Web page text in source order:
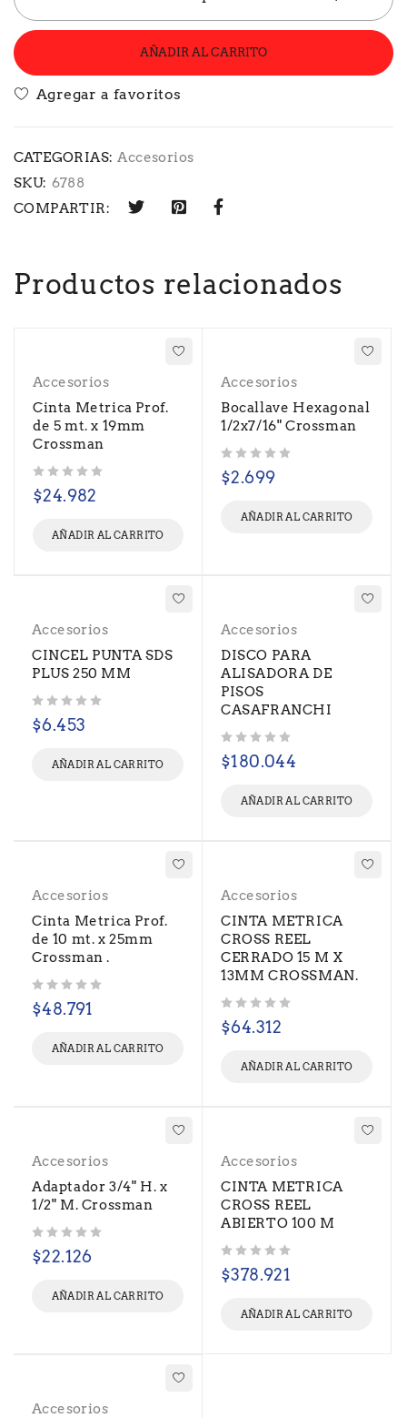
AÑADIR AL CARRITO
CATEGORIAS: Accesorios
SKU: 6788
COMPARTIR:
Productos relacionados
Accesorios
Cinta Metrica Prof.
de 5 mt. x 19mm
Crossman
$24.982
AÑADIR AL CARRITO
Accesorios
Bocallave Hexagonal
1/2x7/16" Crossman
$2.699
AÑADIR AL CARRITO
Accesorios
CINCEL PUNTA SDS
PLUS 250 MM
$6.453
AÑADIR AL CARRITO
Accesorios
DISCO PARA
ALISADORA DE
PISOS
CASAFRANCHI
$180.044
AÑADIR AL CARRITO
Accesorios
Cinta Metrica Prof.
de 10 mt. x 25mm
Crossman .
$48.791
AÑADIR AL CARRITO
Accesorios
CINTA METRICA
CROSS REEL
CERRADO 15 M X
13MM CROSSMAN.
$64.312
AÑADIR AL CARRITO
Accesorios
Adaptador 3/4" H. x
1/2" M. Crossman
$22.126
AÑADIR AL CARRITO
Accesorios
CINTA METRICA
CROSS REEL
ABIERTO 100 M
$378.921
AÑADIR AL CARRITO
Accesorios